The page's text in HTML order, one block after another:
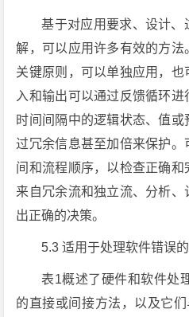
基于对应用要求、设计、
解，可以应用许多有效的方
关键原则，可以单独应用，
入和输出可以通过反馈循环
时间间隔中的逻辑状态、值
过冗余信息甚至加倍来保护
间和流程顺序，以检查正确
来自冗余流和独立流、分析
出正确的决策。
5.3 适用于处理软件错误
表1概述了硬件和软件处
的直接或间接方法，以及它